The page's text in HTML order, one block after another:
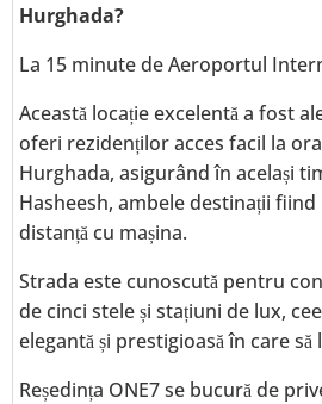
Hurghada?
La 15 minute de Aeroportul
Această locație excelentă a fost
oferi rezidenților acces facil la
Hurghada, asigurând în același
Hasheesh, ambele destinații
distanță cu mașina.
Strada este cunoscută pentru
de cinci stele și stațiuni de lux,
elegantă și prestigioasă în care să
Reședința ONE7 se bucură de